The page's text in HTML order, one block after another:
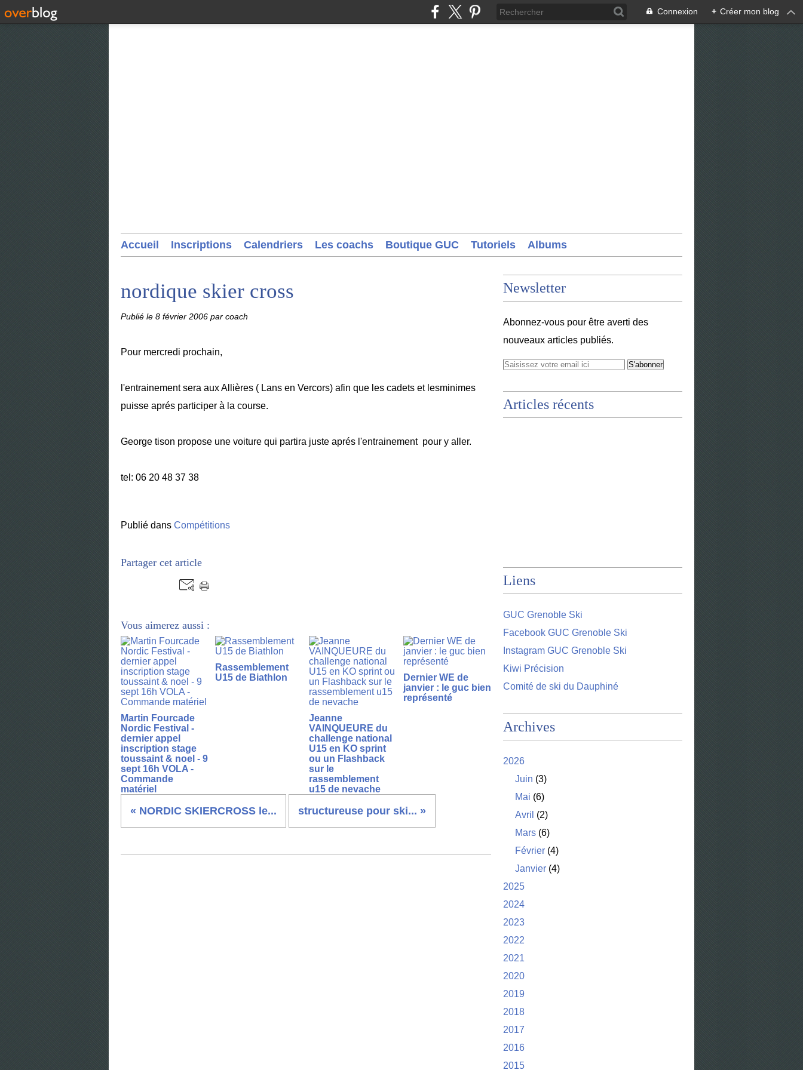
Connexion + Créer mon blog
Accueil Inscriptions Calendriers Les coachs Boutique GUC Tutoriels Albums
nordique skier cross
Publié le 8 février 2006 par coach
Pour mercredi prochain,
l'entrainement sera aux Allières ( Lans en Vercors) afin que les cadets et lesminimes
puisse aprés participer à la course.
George tison propose une voiture qui partira juste aprés l'entrainement pour y aller.
tel: 06 20 48 37 38
Publié dans Compétitions
Partager cet article
Vous aimerez aussi :
Martin Fourcade
Nordic Festival -
dernier appel
inscription stage
toussaint & noel - 9
sept 16h VOLA -
Commande
matériel
Rassemblement
U15 de Biathlon
Jeanne
VAINQUEURE du
challenge national
U15 en KO sprint
ou un Flashback
sur le
rassemblement
u15 de nevache
Dernier WE de
janvier : le guc bien
représenté
« NORDIC SKIERCROSS le... structureuse pour ski... »
Newsletter
Abonnez-vous pour être averti des
nouveaux articles publiés.
Articles récents
Liens
GUC Grenoble Ski
Facebook GUC Grenoble Ski
Instagram GUC Grenoble Ski
Kiwi Précision
Comité de ski du Dauphiné
Archives
2026
Juin (3)
Mai (6)
Avril (2)
Mars (6)
Février (4)
Janvier (4)
2025
2024
2023
2022
2021
2020
2019
2018
2017
2016
2015